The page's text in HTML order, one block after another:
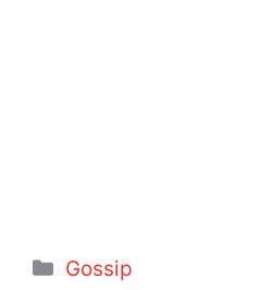
Categorie
Gossip